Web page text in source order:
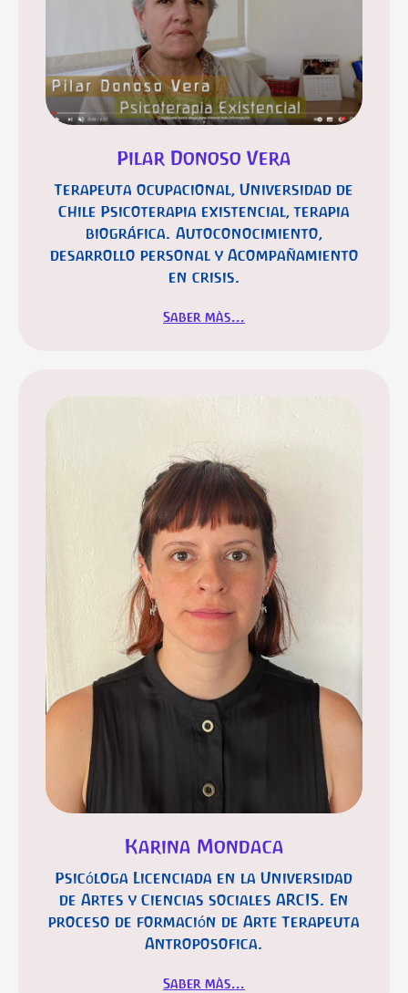
Pilar Donoso Vera
Terapeuta ocupacional, Universidad de
Chile Psicoterapia existencial, terapia
biográfica. Autoconocimiento,
desarrollo personal y Acompañamiento
en crisis.
Saber màs...
Karina Mondaca
Psicóloga Licenciada en la Universidad
de Artes y Ciencias sociales ARCIS. En
proceso de formación de Arte Terapeuta
Antroposofica.
Saber màs...